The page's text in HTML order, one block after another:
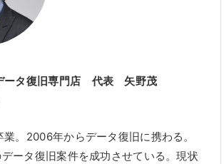
ータ復旧専門店 代表 矢野茂
。2006年からデータ復旧に携わる。
ータ復旧案件を成功させている。現状